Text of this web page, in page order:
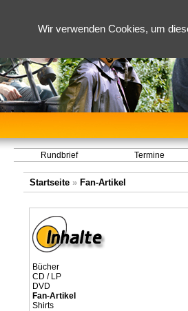
Wir verwenden Cookies, um
Rundbrief Termine
Startseite » Fan-Artikel
Bücher
CD / LP
DVD
Fan-Artikel
Shirts